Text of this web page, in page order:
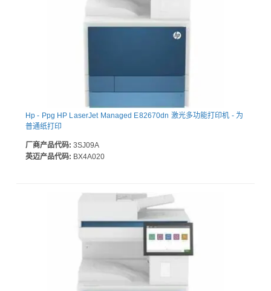
Hp - Ppg HP LaserJet Managed E82670dn 激光多功能打印机 - 为
普通纸打印
厂商产品代码: 3SJ09A
英迈产品代码: BX4A020